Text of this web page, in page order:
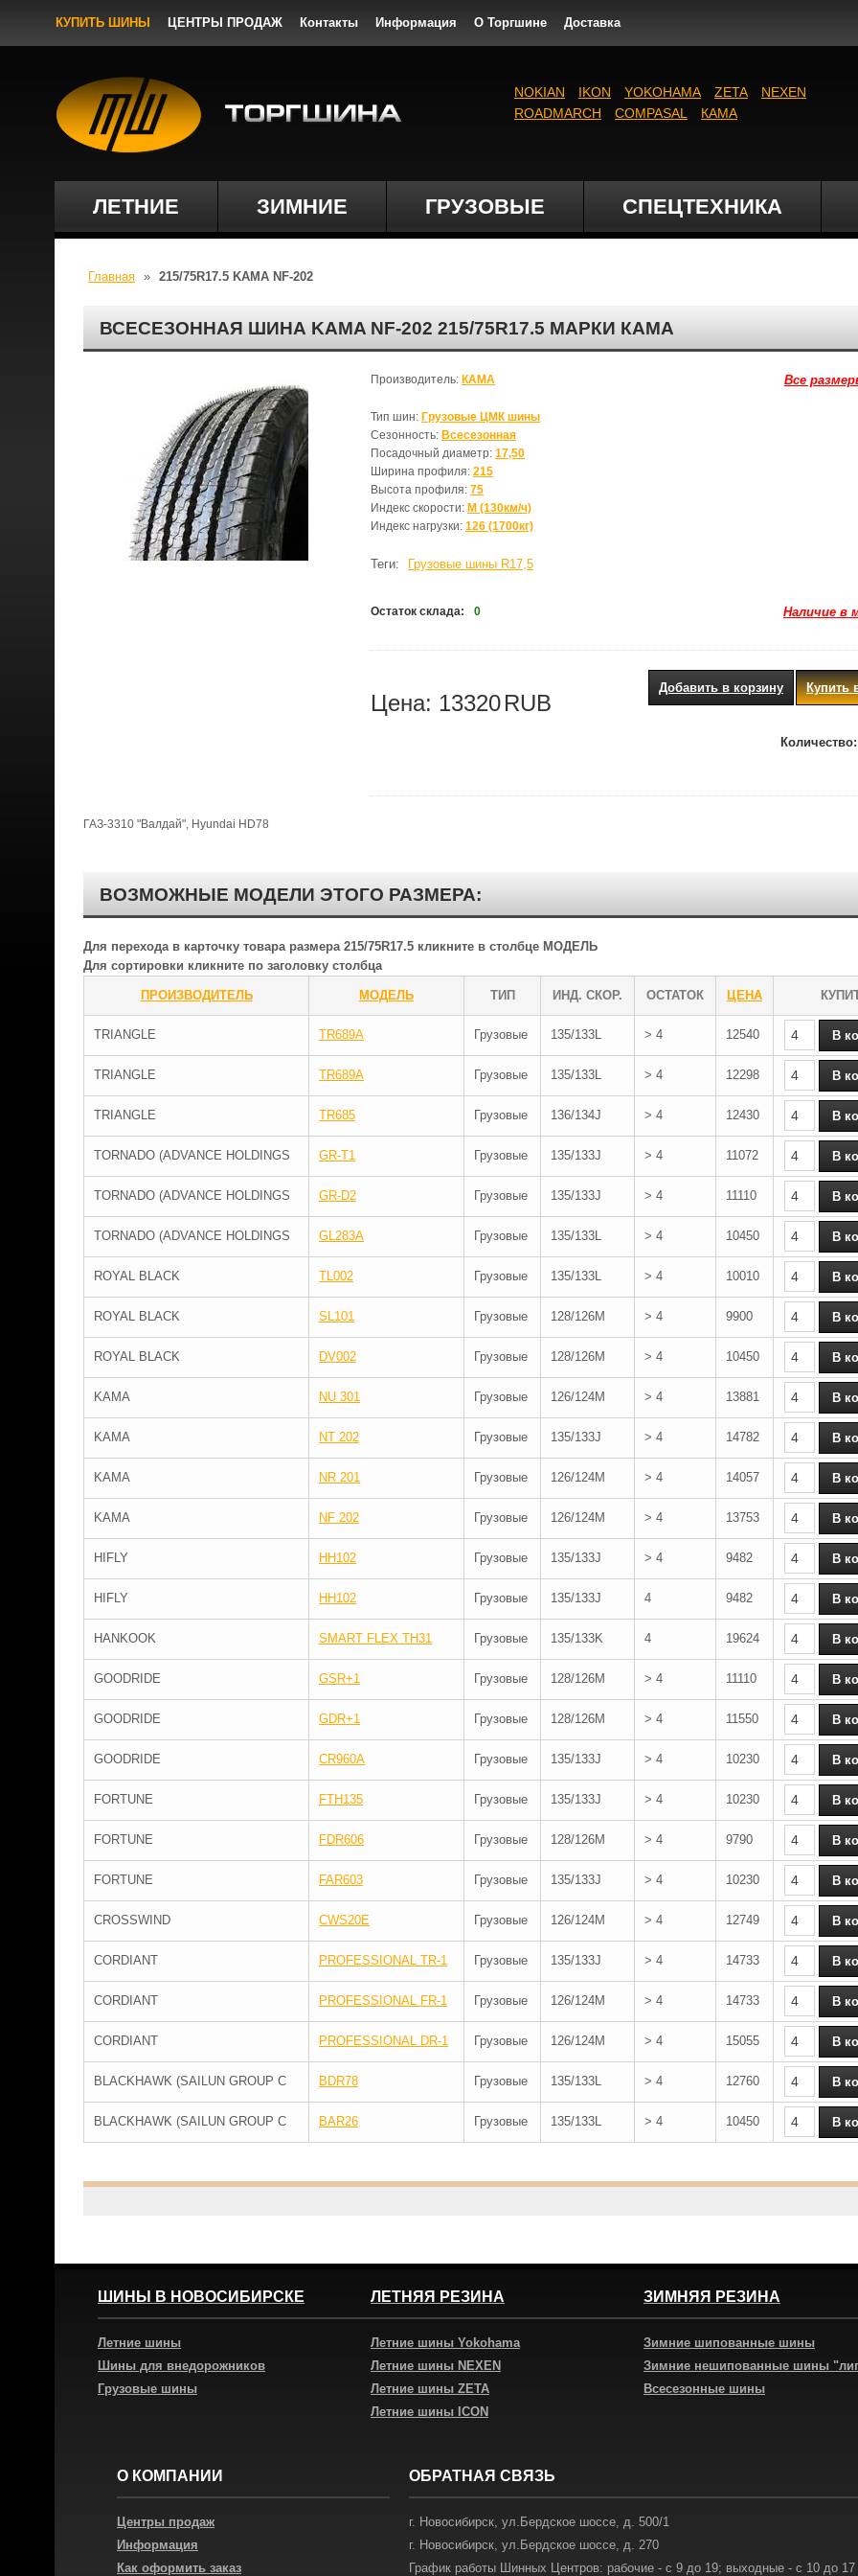
КУПИТЬ ШИНЫ ЦЕНТРЫ ПРОДАЖ Контакты Информация О Торгшине Доставка
ЛЕТНИЕ ЗИМНИЕ ГРУЗОВЫЕ СПЕЦТЕХНИКА
NOKIAN IKON YOKOHAMA ZETA
NEXEN
ROADMARCH
COMPASAL КАМА
Главная » 215/75R17.5 KAMA NF-202
ВСЕСЕЗОННАЯ ШИНА KAMA NF-202 215/75R17.5 МАРКИ КАМА
Все
Производитель: КАМА
Тип шин: Грузовые ЦМК шины
Сезонность: Всесезонная
Посадочный диаметр: 17,50
Ширина профиля: 215
Высота профиля: 75
Индекс скорости: M (130км/ч)
Индекс нагрузки: 126 (1700кг)
Теги: Грузовые шины R17,5
Остаток склада: 0 Наличие в
Цена: 13320RUB
Купить
Добавить в корзину
Количество:
ГАЗ-3310 "Валдай", Hyundai HD78
ВОЗМОЖНЫЕ МОДЕЛИ ЭТОГО РАЗМЕРА:
Для перехода в карточку товара размера 215/75R17.5 кликните в столбце МОДЕЛЬ
Для сортировки кликните по заголовку столбца
ПРОИЗВОДИТЕЛЬ МОДЕЛЬ ТИП ИНД. СКОР. ОСТАТОК ЦЕНА
TRIANGLE TR689A Грузовые 135/133L > 4 12540
TRIANGLE TR689A Грузовые 135/133L > 4 12298
TRIANGLE TR685 Грузовые 136/134J > 4 12430
TORNADO (ADVANCE HOLDINGS GR-T1 Грузовые 135/133J > 4 11072
TORNADO (ADVANCE HOLDINGS GR-D2 Грузовые 135/133J > 4 11110
TORNADO (ADVANCE HOLDINGS GL283A Грузовые 135/133L > 4 10450
ROYAL BLACK TL002 Грузовые 135/133L > 4 10010
ROYAL BLACK SL101 Грузовые 128/126M > 4 9900
ROYAL BLACK DV002 Грузовые 128/126M > 4 10450
KAMA NU 301 Грузовые 126/124M > 4 13881
KAMA NT 202 Грузовые 135/133J > 4 14782
KAMA NR 201 Грузовые 126/124M > 4 14057
KAMA NF 202 Грузовые 126/124M > 4 13753
HIFLY HH102 Грузовые 135/133J > 4 9482
HIFLY HH102 Грузовые 135/133J 4 9482
HANKOOK SMART FLEX TH31 Грузовые 135/133K 4 19624
GOODRIDE GSR+1 Грузовые 128/126M > 4 11110
GOODRIDE GDR+1 Грузовые 128/126M > 4 11550
GOODRIDE CR960A Грузовые 135/133J > 4 10230
FORTUNE FTH135 Грузовые 135/133J > 4 10230
FORTUNE FDR606 Грузовые 128/126M > 4 9790
FORTUNE FAR603 Грузовые 135/133J > 4 10230
CROSSWIND CWS20E Грузовые 126/124M > 4 12749
CORDIANT PROFESSIONAL TR-1 Грузовые 135/133J > 4 14733
CORDIANT PROFESSIONAL FR-1 Грузовые 126/124M > 4 14733
CORDIANT PROFESSIONAL DR-1 Грузовые 126/124M > 4 15055
BLACKHAWK (SAILUN GROUP C BDR78 Грузовые 135/133L > 4 12760
BLACKHAWK (SAILUN GROUP C BAR26 Грузовые 135/133L > 4 10450
ШИНЫ В НОВОСИБИРСКЕ
Летние шины
Шины для внедорожников
Грузовые шины
ЛЕТНЯЯ РЕЗИНА
Летние шины Yokohama
Летние шины NEXEN
Летние шины ZETA
Летние шины ICON
ЗИМНЯЯ РЕЗИНА
Зимние шипованные шины
Зимние нешипованные шины
Всесезонные шины
О КОМПАНИИ
Центры продаж
Информация
Как оформить заказ
ОБРАТНАЯ СВЯЗЬ
г. Новосибирск, ул.Бердское шоссе, д. 500/1
г. Новосибирск, ул.Бердское шоссе, д. 270
График работы Шинных Центров: рабочие - с 9 до 19; выходные - с 10 до 17